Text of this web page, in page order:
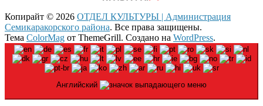
Копирайт © 2026 ОТДЕЛ КУЛЬТУРЫ | Администрация
Семикаракорского района. Все права защищены.
Тема ColorMag от ThemeGrill. Создано на WordPress.
Английский